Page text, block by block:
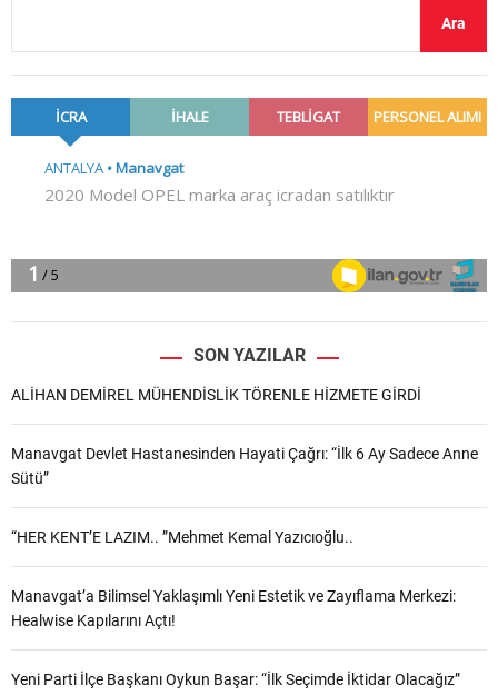
Ara
SON YAZILAR
ALİHAN DEMİREL MÜHENDİSLİK TÖRENLE HİZMETE GİRDİ
Manavgat Devlet Hastanesinden Hayati Çağrı: “İlk 6 Ay Sadece Anne
Sütü”
“HER KENT’E LAZIM.. ”Mehmet Kemal Yazıcıoğlu..
Manavgat’a Bilimsel Yaklaşımlı Yeni Estetik ve Zayıflama Merkezi:
Healwise Kapılarını Açtı!
Yeni Parti İlçe Başkanı Oykun Başar: “İlk Seçimde İktidar Olacağız”